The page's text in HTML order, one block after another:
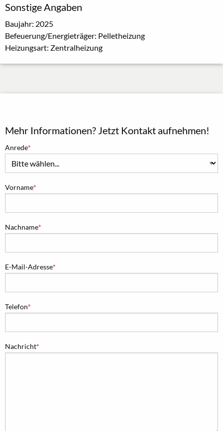
Sonstige Angaben
Baujahr: 2025
Befeuerung/Energieträger: Pelletheizung
Heizungsart: Zentralheizung
Mehr Informationen? Jetzt Kontakt aufnehmen!
Anrede
Vorname
Nachname
E-Mail-Adresse
Telefon
Nachricht